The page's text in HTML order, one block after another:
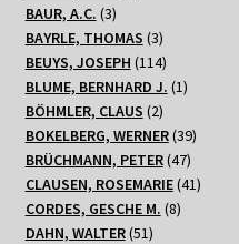
BAUR, A.C. 33
Produkte
BAYRLE, THOMAS 33
Produkte
BEUYS, JOSEPH 114114
Produkte
BLUME, BERNHARD J. 11
BÖHMLER, CLAUS 22
Produkte
BOKELBERG, WERNER 3939
BRÜCHMANN, PETER 4747
Produkte
CLAUSEN, ROSEMARIE 4141
CORDES, GESCHE M. 88
DAHN, WALTER 5151